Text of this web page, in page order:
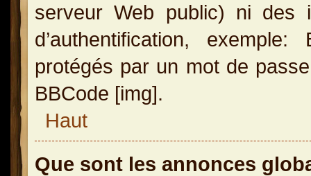
serveur Web public) ni des
d’authentification,
protégés par un mot de
BBCode [img].
Haut
Que sont les annonces